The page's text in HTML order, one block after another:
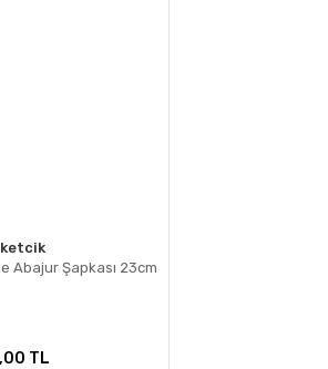
Abajur Şapkası 23cm
TL